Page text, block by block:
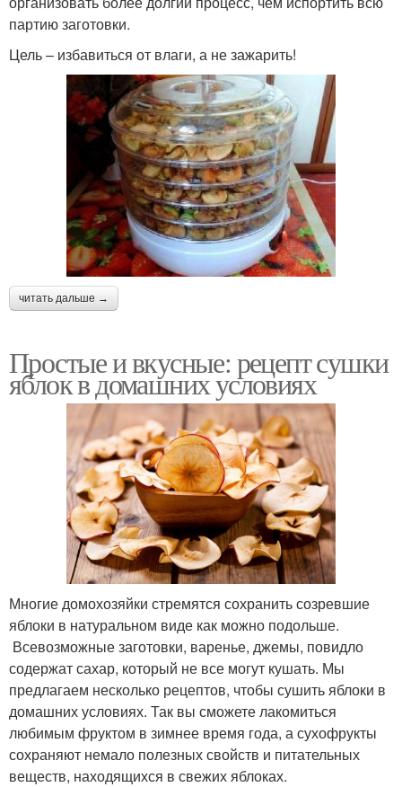
партию заготовки.
Цель – избавиться от влаги, а не зажарить!
читать дальше →
Простые и вкусные: рецепт сушки
яблок в домашних условиях
Многие домохозяйки стремятся сохранить созревшие
яблоки в натуральном виде как можно подольше.
Всевозможные заготовки, варенье, джемы, повидло
содержат сахар, который не все могут кушать. Мы
предлагаем несколько рецептов, чтобы сушить яблоки в
домашних условиях. Так вы сможете лакомиться
любимым фруктом в зимнее время года, а сухофрукты
сохраняют немало полезных свойств и питательных
веществ, находящихся в свежих яблоках.